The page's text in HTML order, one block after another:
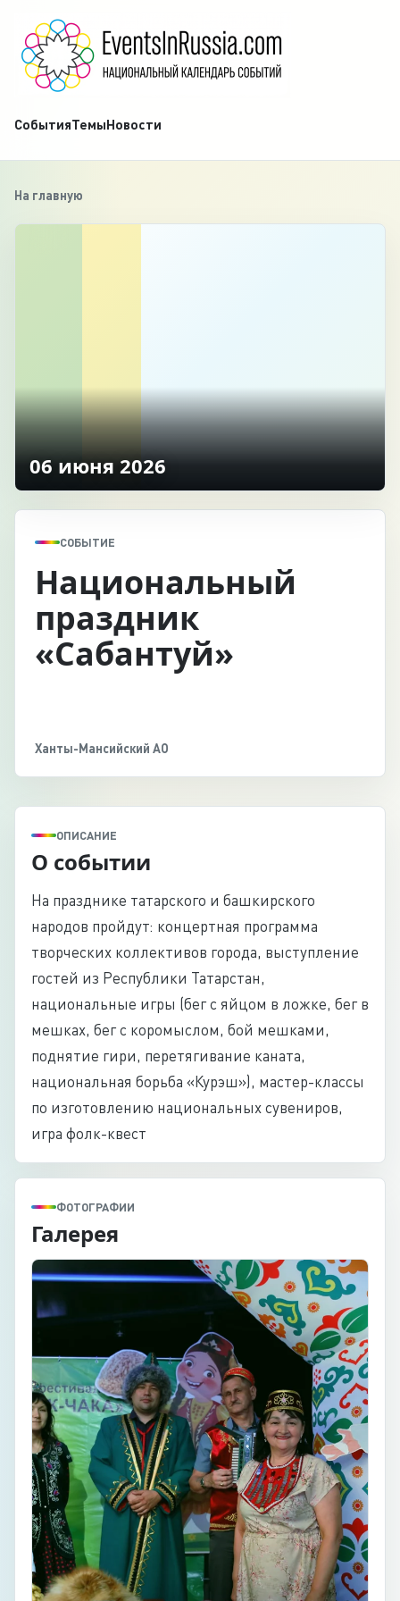
СобытияТемыНовости
На главную
‹
06 июня 2026
СОБЫТИЕ
Национальный
праздник
«Сабантуй»
Ханты-Мансийский АО
ОПИСАНИЕ
О событии
На празднике татарского и башкирского
народов пройдут: концертная программа
творческих коллективов города, выступление
гостей из Республики Татарстан,
национальные игры (бег с яйцом в ложке, бег в
мешках, бег с коромыслом, бой мешками,
поднятие гири, перетягивание каната,
национальная борьба «Курэш»), мастер-классы
по изготовлению национальных сувениров,
игра фолк-квест
ФОТОГРАФИИ
Галерея